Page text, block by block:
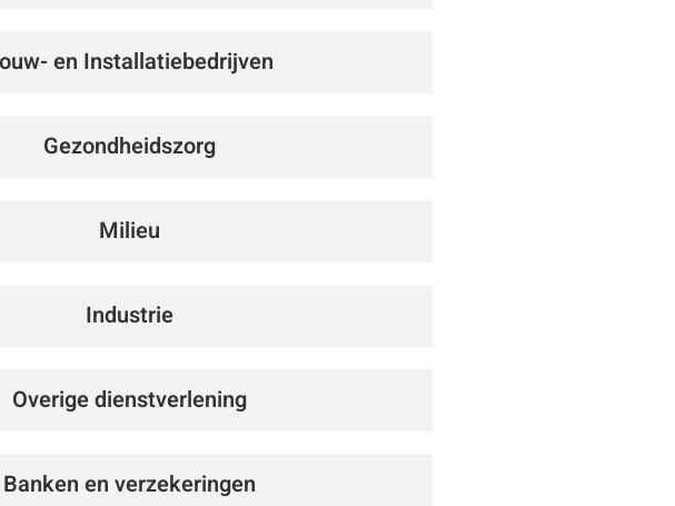
en Installatiebedrijven
Gezondheidszorg
Milieu
Industrie
Overige dienstverlening
Banken en verzekeringen